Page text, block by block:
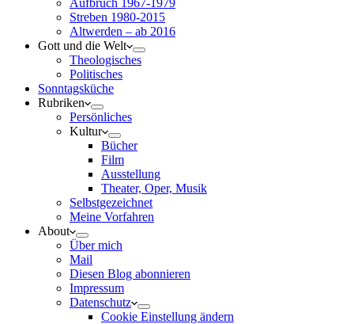
Aufbruch 1967-1979
Streben 1980-2015
Altwerden – ab 2016
Gott und die Welt
Theologisches
Politisches
Sonntagsküche
Rubriken
Persönliches
Kultur
Bücher
Film
Ausstellung
Theater, Oper, Musik
Selbstgezeichnet
Meine Vorfahren
About
Über mich
Mail
Diesen Blog abonnieren
Impressum
Datenschutz
Cookie Einstellung ändern